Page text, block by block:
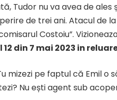
Tudor nu va avea de
de trei ani. Atacul de
Costoiu”.
din 7 mai 2023 in
mizezi pe faptul că Emil o
Nu ești agent sub